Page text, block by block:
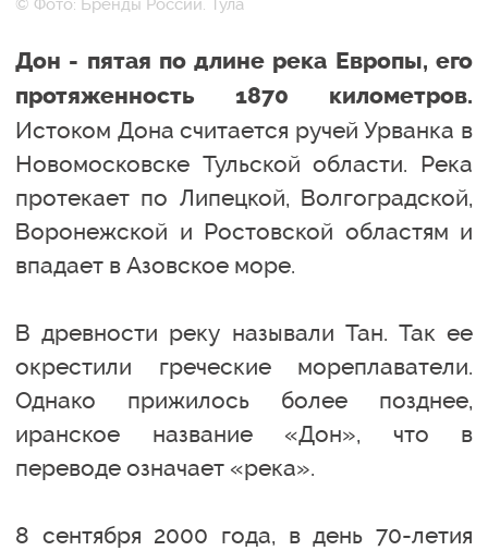
© Фото: Бренды России. Тула
Дон - пятая по длине река Европы, его
протяженность 1870 километров.
Истоком Дона считается ручей Урванка в
Новомосковске Тульской области. Река
протекает по Липецкой, Волгоградской,
Воронежской и Ростовской областям и
впадает в Азовское море.
В древности реку называли Тан. Так ее
окрестили греческие мореплаватели.
Однако прижилось более позднее,
иранское название «Дон», что в
переводе означает «река».
8 сентября 2000 года, в день 70-летия